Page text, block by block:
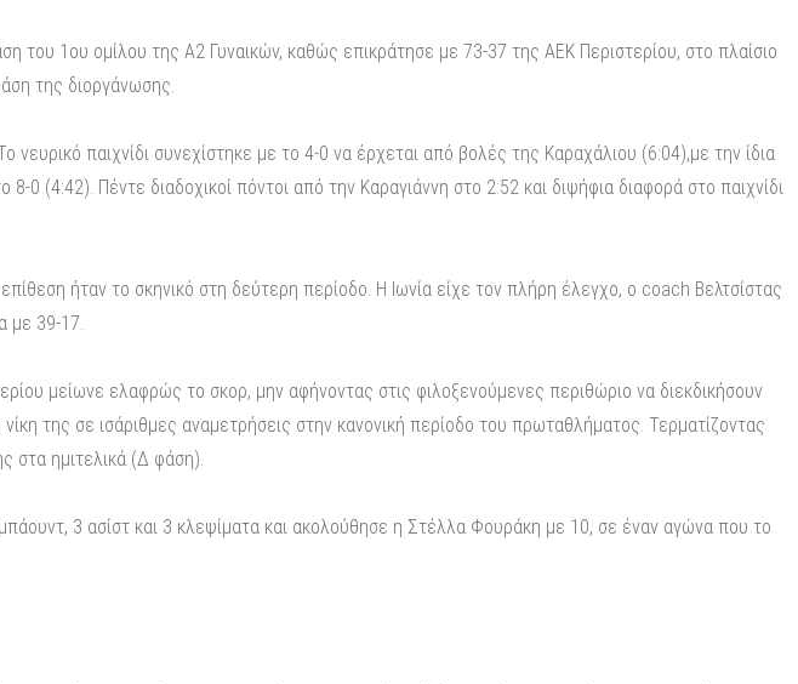
του 1ου ομίλου της Α2 Γυναικών, καθώς επικράτησε με 73-37 της ΑΕΚ Περιστερίου, στο πλαίσιο
της διοργάνωσης.
παιχνίδι συνεχίστηκε με το 4-0 να έρχεται από βολές της Καραχάλιου (6:04),με την ίδια
0 (4:42). Πέντε διαδοχικοί πόντοι από την Καραγιάννη στο 2:52 και διψήφια διαφορά στο παιχνίδι
ήταν το σκηνικό στη δεύτερη περίοδο. Η Ιωνία είχε τον πλήρη έλεγχο, ο coach Βελτσίστας
με 39-17.
μείωνε ελαφρώς το σκορ, μην αφήνοντας στις φιλοξενούμενες περιθώριο να διεκδικήσουν
της σε ισάριθμες αναμετρήσεις στην κανονική περίοδο του πρωταθλήματος. Τερματίζοντας
στα ημιτελικά (Δ φάση).
3 ασίστ και 3 κλεψίματα και ακολούθησε η Στέλλα Φουράκη με 10, σε έναν αγώνα που το